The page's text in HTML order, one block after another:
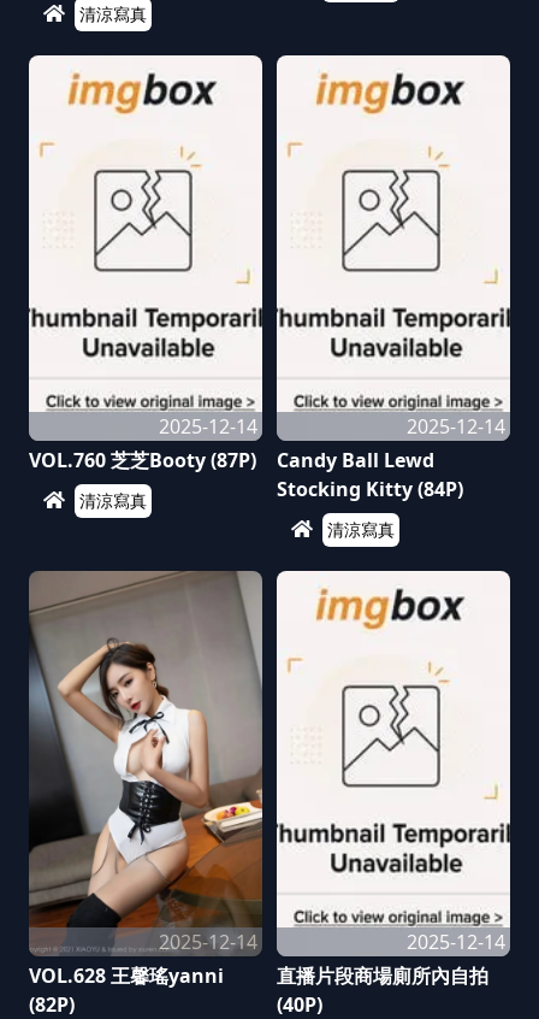
清涼寫真
2025-12-14
VOL.760 芝芝Booty (87P)
清涼寫真
2025-12-14
Candy Ball Lewd
Stocking Kitty (84P)
清涼寫真
2025-12-14
VOL.628 王馨瑤yanni
(82P)
2025-12-14
直播片段商場廁所內自拍
(40P)